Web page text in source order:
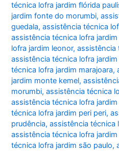
técnica lofra jardim flórida
jardim fonte do morumbi,
guedala,assistência técnica
assistência técnica lofra jardim
lofra jardim leonor,assistência
assistência técnica lofra
técnica lofra jardim marajoara,
jardim monte kemel,
morumbi,assistência técnica
assistência técnica lofra
técnica lofra jardim peri peri,
prudência,assistência técnica
assistência técnica lofra
técnica lofra jardim são paulo,